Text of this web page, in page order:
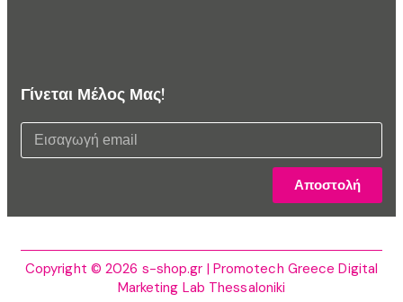
Γίνεται Μέλος Μας!
Αποστολή
Copyright © 2026 s-shop.gr | Promotech Greece Digital
Marketing Lab Thessaloniki